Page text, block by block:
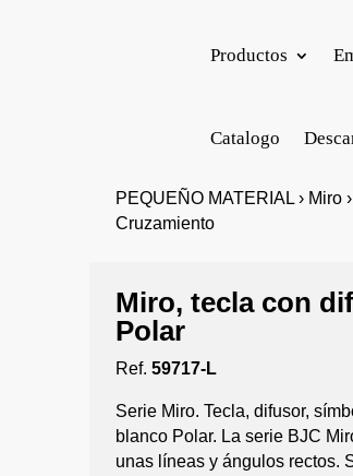
Productos
Catalogo
PEQUEÑO MATERIAL › Miro
Cruzamiento
Miro, tecla con
Polar
Ref.59717-L
Serie Miro. Tecla, difusor,
blanco Polar. La serie BJC
unas líneas y ángulos rectos.